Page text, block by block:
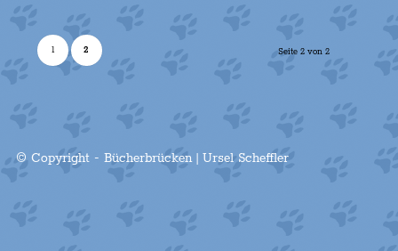
Seite 2 von 2
1 2
© Copyright - Bücherbrücken | Ursel Scheffler